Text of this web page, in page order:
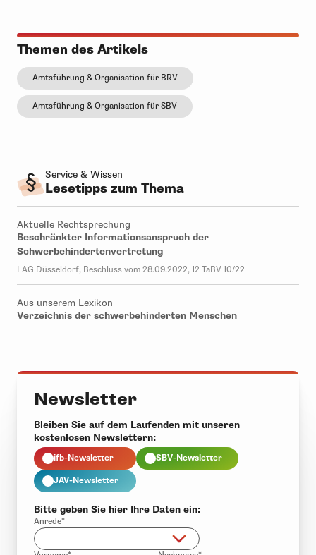
Themen des Artikels
Amtsführung & Organisation für BRV
Amtsführung & Organisation für SBV
Service & Wissen
Lesetipps zum Thema
Aktuelle Rechtsprechung
Beschränkter Informationsanspruch der
Schwerbehindertenvertretung
LAG Düsseldorf, Beschluss vom 28.09.2022, 12 TaBV 10/22
Aus unserem Lexikon
Verzeichnis der schwerbehinderten Menschen
Newsletter
Bleiben Sie auf dem Laufenden mit unseren
kostenlosen Newslettern:
ifb-Newsletter SBV-Newsletter
JAV-Newsletter
Bitte geben Sie hier Ihre Daten ein:
Anrede*